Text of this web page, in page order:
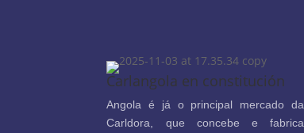
Carlangola en constitución
Angola é já o principal mercado da
Carldora, que concebe e fabrica